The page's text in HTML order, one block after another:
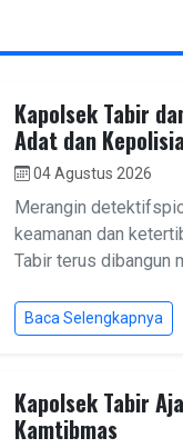
Kapolsek Tabir
Adat dan
04 Agustus 2026
Merangin
keamanan dan
Tabir terus dibangun
Baca Selengkapnya
Kapolsek Tabir
Kamtibmas